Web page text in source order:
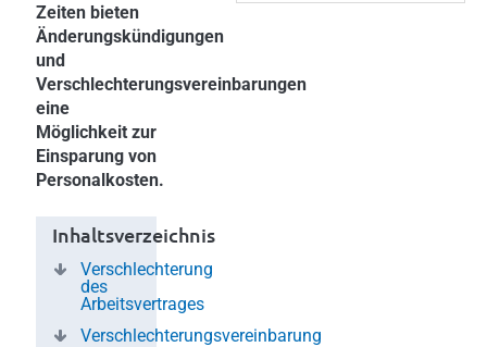
Zeiten bieten
Änderungskündigungen
und
Verschlechterungsvereinbarungen
eine
Möglichkeit zur
Einsparung von
Personalkosten.
Inhaltsverzeichnis
Verschlechterung
des
Arbeitsvertrages
Verschlechterungsvereinbarung